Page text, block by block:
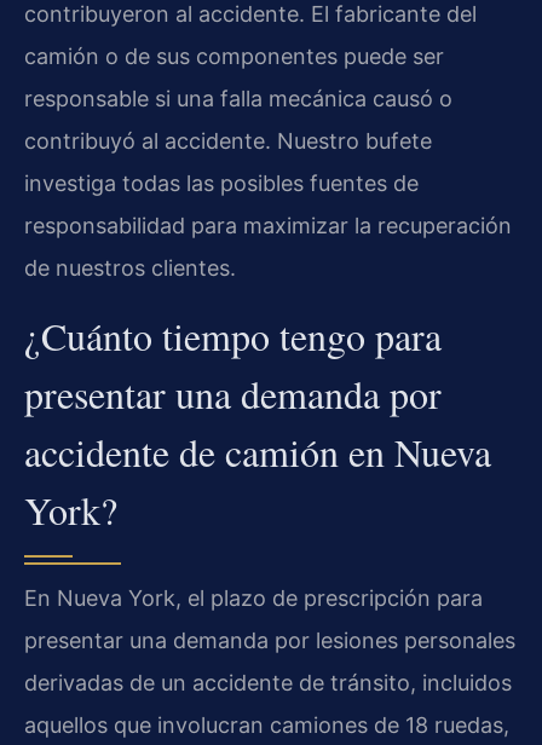
contribuyeron al accidente. El fabricante del
camión o de sus componentes puede ser
responsable si una falla mecánica causó o
contribuyó al accidente. Nuestro bufete
investiga todas las posibles fuentes de
responsabilidad para maximizar la recuperación
de nuestros clientes.
¿Cuánto tiempo tengo para
presentar una demanda por
accidente de camión en Nueva
York?
En Nueva York, el plazo de prescripción para
presentar una demanda por lesiones personales
derivadas de un accidente de tránsito, incluidos
aquellos que involucran camiones de 18 ruedas,